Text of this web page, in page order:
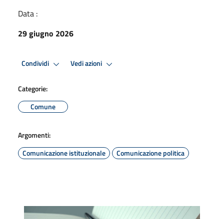
Data :
29 giugno 2026
Condividi Vedi azioni
Categorie:
Comune
Argomenti:
Comunicazione istituzionale
Comunicazione politica